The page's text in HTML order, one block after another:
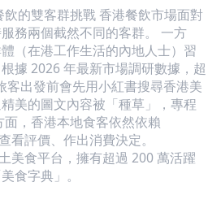
的雙客群挑戰 香港餐飲市場面對
務兩個截然不同的客群。 一方
（在港工作生活的內地人士）習
據 2026 年最新市場調研數據，超
客出發前會先用小紅書搜尋香港美
美的圖文內容被「種草」，專程
，香港本地食客依然依賴
看評價、作出消費決定。
美食平台，擁有超過 200 萬活躍
食字典」。